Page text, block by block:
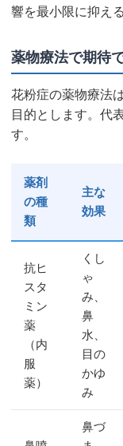
響を最小限に抑え
薬物療法で期待
花粉症の薬物療法
目的とします。代
す。
薬剤
の種
類
主な
効果
抗ヒ
スタ
ミン
薬
（内
服
薬）
くし
ゃ
み、
鼻
水、
目の
かゆ
み
鼻づ